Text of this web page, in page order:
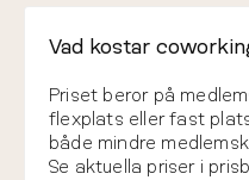
16 feb 2026
Fantastic co working
rooms, and even after
Cristina Palencia
Vad kostar
Priset beror på
flexplats eller fast
både mindre
Se aktuella priser i